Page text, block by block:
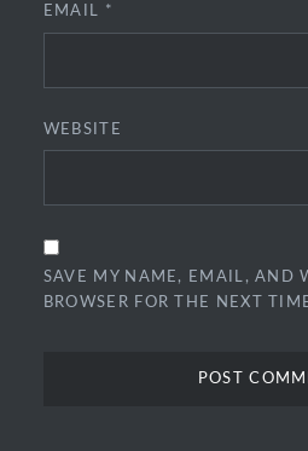
EMAIL *
WEBSITE
SAVE MY NAME, EMAIL, AND
BROWSER FOR THE NEXT